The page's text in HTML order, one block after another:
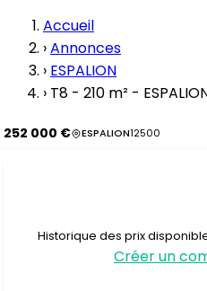
Accueil
›Annonces
› ESPALION
› T8 - 210 m² -
252 000 € ESPALION12500
Historique des prix
Créer un